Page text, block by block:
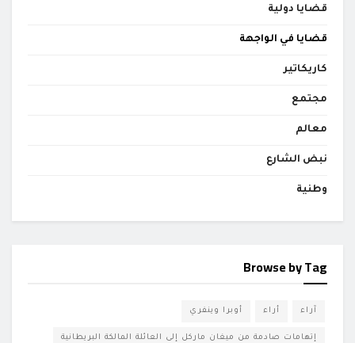
قضايا دولية
قضايا في الواجهة
كاريكاتير
مجتمع
معالم
نبض الشارع
وطنية
Browse by Tag
آراء أراء أوبرا وينفري
إتهامات صادمة من ميغان ماركل إلى العائلة المالكة البريطانية